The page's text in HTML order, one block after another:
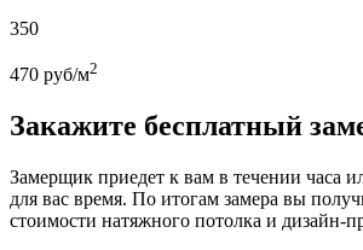
350
470 руб/м2
Закажите бесплатный
Замерщик приедет к вам в течении часа
для вас время. По итогам замера вы
стоимости натяжного потолка и дизайн-